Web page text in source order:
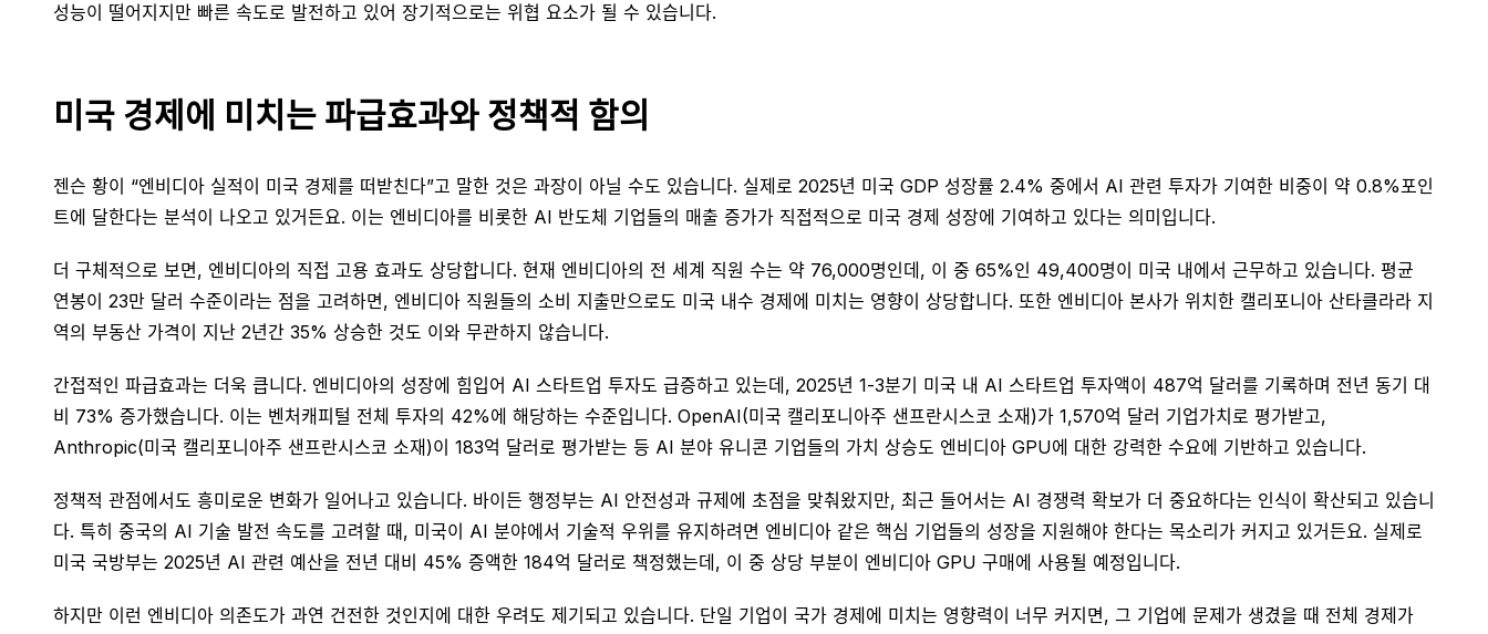
성능이 떨어지지만 빠른 속도로 발전하고 있어 장기적으로는 위협 요소가 될 수 있습니다.
미국 경제에 미치는 파급효과와 정책적 함의
젠슨 황이 “엔비디아 실적이 미국 경제를 떠받친다”고 말한 것은 과장이 아닐 수도 있습니다. 실제로 2025년 미국 GDP 성장률 2.4% 중에서 AI 관련 투자가 기여한 비중이 약 0.8%포인
트에 달한다는 분석이 나오고 있거든요. 이는 엔비디아를 비롯한 AI 반도체 기업들의 매출 증가가 직접적으로 미국 경제 성장에 기여하고 있다는 의미입니다.
더 구체적으로 보면, 엔비디아의 직접 고용 효과도 상당합니다. 현재 엔비디아의 전 세계 직원 수는 약 76,000명인데, 이 중 65%인 49,400명이 미국 내에서 근무하고 있습니다. 평균
연봉이 23만 달러 수준이라는 점을 고려하면, 엔비디아 직원들의 소비 지출만으로도 미국 내수 경제에 미치는 영향이 상당합니다. 또한 엔비디아 본사가 위치한 캘리포니아 산타클라라 지
역의 부동산 가격이 지난 2년간 35% 상승한 것도 이와 무관하지 않습니다.
간접적인 파급효과는 더욱 큽니다. 엔비디아의 성장에 힘입어 AI 스타트업 투자도 급증하고 있는데, 2025년 1-3분기 미국 내 AI 스타트업 투자액이 487억 달러를 기록하며 전년 동기 대
비 73% 증가했습니다. 이는 벤처캐피털 전체 투자의 42%에 해당하는 수준입니다. OpenAI(미국 캘리포니아주 샌프란시스코 소재)가 1,570억 달러 기업가치로 평가받고,
Anthropic(미국 캘리포니아주 샌프란시스코 소재)이 183억 달러로 평가받는 등 AI 분야 유니콘 기업들의 가치 상승도 엔비디아 GPU에 대한 강력한 수요에 기반하고 있습니다.
정책적 관점에서도 흥미로운 변화가 일어나고 있습니다. 바이든 행정부는 AI 안전성과 규제에 초점을 맞춰왔지만, 최근 들어서는 AI 경쟁력 확보가 더 중요하다는 인식이 확산되고 있습니
다. 특히 중국의 AI 기술 발전 속도를 고려할 때, 미국이 AI 분야에서 기술적 우위를 유지하려면 엔비디아 같은 핵심 기업들의 성장을 지원해야 한다는 목소리가 커지고 있거든요. 실제로
미국 국방부는 2025년 AI 관련 예산을 전년 대비 45% 증액한 184억 달러로 책정했는데, 이 중 상당 부분이 엔비디아 GPU 구매에 사용될 예정입니다.
하지만 이런 엔비디아 의존도가 과연 건전한 것인지에 대한 우려도 제기되고 있습니다. 단일 기업이 국가 경제에 미치는 영향력이 너무 커지면, 그 기업에 문제가 생겼을 때 전체 경제가